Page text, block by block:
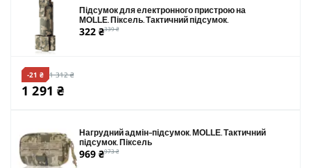
Підсумок для електронного пристрою на
MOLLE. Піксель. Тактичний підсумок.
322 ₴339 ₴
-21 ₴ 1 312 ₴
1 291 ₴
Нагрудний адмін-підсумок. MOLLE. Тактичний
підсумок. Піксель
969 ₴973 ₴